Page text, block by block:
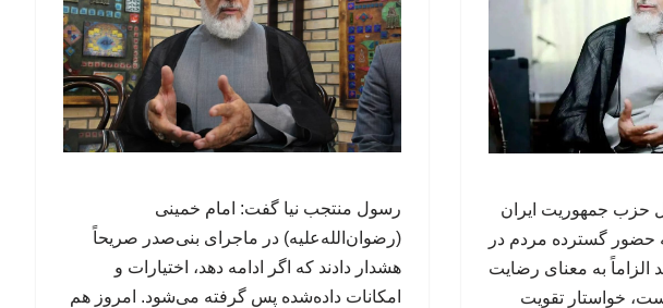
حزب جمهوریت ایران
حضور گسترده مردم در
الزاماً به معنای رضایت
خواستار تقویت
رسول منتجب نیا گفت: امام خمینی
(رضوان‌الله‌علیه) در ماجرای بنی‌صدر صریحاً
هشدار دادند که اگر ادامه دهد، اختیارات و
امکانات داده‌شده پس گرفته می‌شود. امروز هم